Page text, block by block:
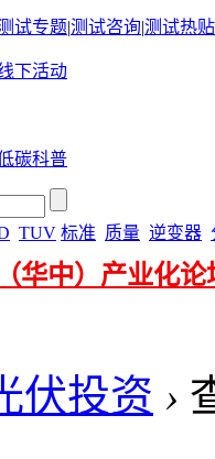
试专题|测试咨询|测试热贴
下活动
碳科普
TUV 标准 质量 逆变器
华中）产业化论
伏投资 ›